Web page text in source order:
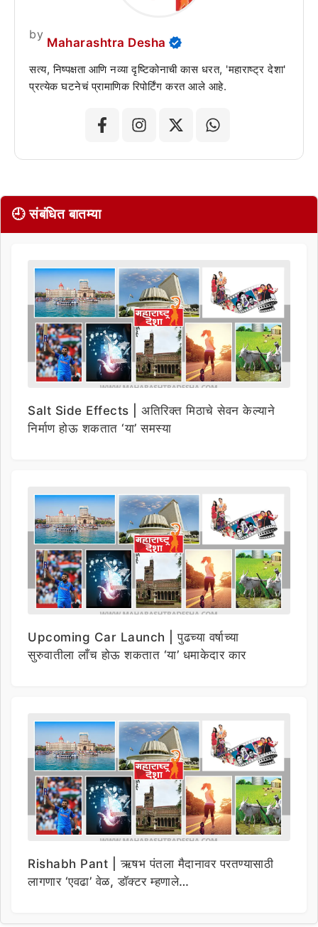
by
Maharashtra Desha
सत्य, निष्पक्षता आणि नव्या दृष्टिकोनाची कास धरत, 'महाराष्ट्र देशा'
प्रत्येक घटनेचं प्रामाणिक रिपोर्टिंग करत आले आहे.
🕘 संबंधित बातम्या
Salt Side Effects | अतिरिक्त मिठाचे सेवन केल्याने
निर्माण होऊ शकतात ‘या’ समस्या
Upcoming Car Launch | पुढच्या वर्षाच्या
सुरुवातीला लाँच होऊ शकतात ‘या’ धमाकेदार कार
Rishabh Pant | ऋषभ पंतला मैदानावर परतण्यासाठी
लागणार ‘एवढा’ वेळ, डॉक्टर म्हणाले…